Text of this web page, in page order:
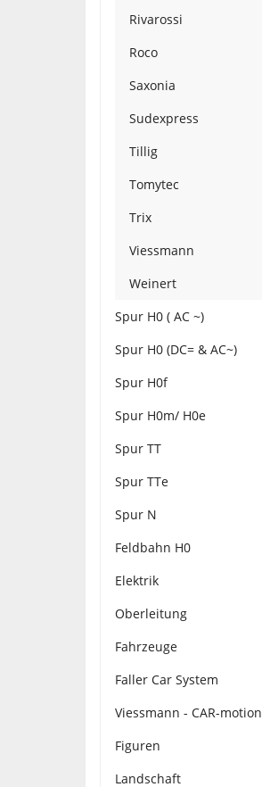
Rivarossi
Roco
Saxonia
Sudexpress
Tillig
Tomytec
Trix
Viessmann
Weinert
Spur H0 ( AC ~)
Spur H0 (DC= & AC~)
Spur H0f
Spur H0m/ H0e
Spur TT
Spur TTe
Spur N
Feldbahn H0
Elektrik
Oberleitung
Fahrzeuge
Faller Car System
Viessmann - CAR-motion
Figuren
Landschaft